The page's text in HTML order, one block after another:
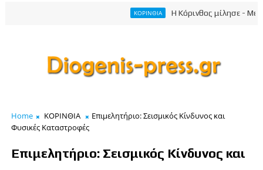
ΚΟΡΙΝΘΙΑ Η Κόρινθος μίλησε -
Home ΚΟΡΙΝΘΙΑ
Επιμελητήριο: Σεισμικός Κίνδυνος και
Φυσικές Καταστροφές
Επιμελητήριο: Σεισμικός Κίνδυνος και